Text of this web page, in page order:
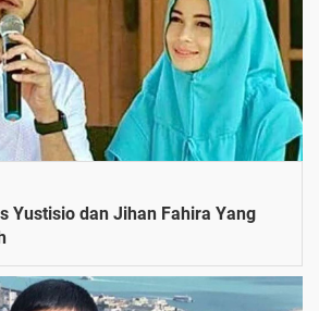
Yustisio dan Jihan Fahira Yang